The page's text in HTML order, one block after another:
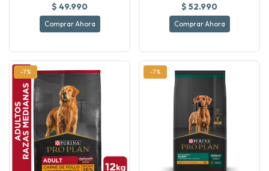
$ 49.990
Comprar Ahora
$ 52.990
Comprar Ahora
-7% -7%